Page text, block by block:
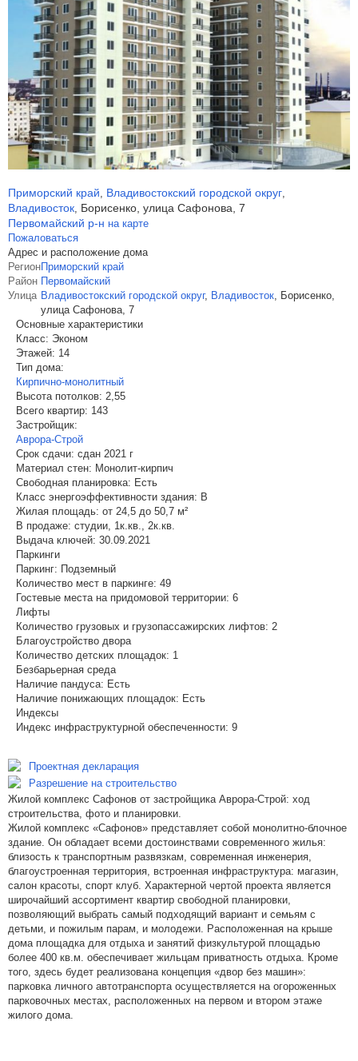
Приморский край, Владивостокский городской округ,
Владивосток, Борисенко, улица Сафонова, 7
Первомайский р-н на карте
Пожаловаться
Адрес и расположение дома
РегионПриморский край
Район Первомайский
Улица Владивостокский городской округ, Владивосток, Борисенко,
улица Сафонова, 7
Основные характеристики
Класс: Эконом
Этажей: 14
Тип дома:
Кирпично-монолитный
Высота потолков: 2,55
Всего квартир: 143
Застройщик:
Аврора-Строй
Срок сдачи: сдан 2021 г
Материал стен: Монолит-кирпич
Свободная планировка: Есть
Класс энергоэффективности здания: B
Жилая площадь: от 24,5 до 50,7 м²
В продаже: студии, 1к.кв., 2к.кв.
Выдача ключей: 30.09.2021
Паркинги
Паркинг: Подземный
Количество мест в паркинге: 49
Гостевые места на придомовой территории: 6
Лифты
Количество грузовых и грузопассажирских лифтов: 2
Благоустройство двора
Количество детских площадок: 1
Безбарьерная среда
Наличие пандуса: Есть
Наличие понижающих площадок: Есть
Индексы
Индекс инфраструктурной обеспеченности: 9
Проектная декларация
Разрешение на строительство
Жилой комплекс Сафонов от застройщика Аврора-Строй: ход
строительства, фото и планировки.
Жилой комплекс «Сафонов» представляет собой монолитно-блочное
здание. Он обладает всеми достоинствами современного жилья:
близость к транспортным развязкам, современная инженерия,
благоустроенная территория, встроенная инфраструктура: магазин,
салон красоты, спорт клуб. Характерной чертой проекта является
широчайший ассортимент квартир свободной планировки,
позволяющий выбрать самый подходящий вариант и семьям с
детьми, и пожилым парам, и молодежи. Расположенная на крыше
дома площадка для отдыха и занятий физкультурой площадью
более 400 кв.м. обеспечивает жильцам приватность отдыха. Кроме
того, здесь будет реализована концепция «двор без машин»:
парковка личного автотранспорта осуществляется на огороженных
парковочных местах, расположенных на первом и втором этаже
жилого дома.